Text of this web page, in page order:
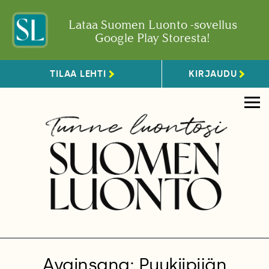
Lataa Suomen Luonto -sovellus
Google Play Storesta!
TILAA LEHTI KIRJAUDU